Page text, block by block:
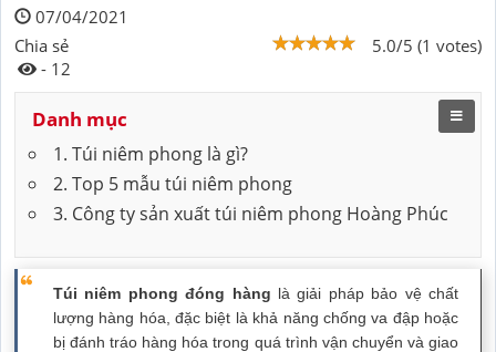
07/04/2021
5.0/5 (1 votes)
Chia sẻ
- 12
Danh mục
1. Túi niêm phong là gì?
2. Top 5 mẫu túi niêm phong
3. Công ty sản xuất túi niêm phong Hoàng Phúc
Túi niêm phong đóng hàng là giải pháp bảo vệ chất
lượng hàng hóa, đặc biệt là khả năng chống va đập hoặc
bị đánh tráo hàng hóa trong quá trình vận chuyển và giao